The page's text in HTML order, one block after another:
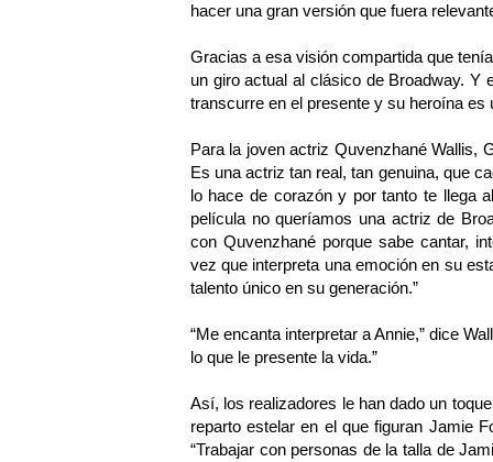
hacer una gran versión que fuera
Gracias a esa visión compartida que
un giro actual al clásico de Broadway. Y
transcurre en el presente y su heroína es
Para la joven actriz Quvenzhané Wallis,
Es una actriz tan real, tan genuina, que
lo hace de corazón y por tanto te llega
película no queríamos una actriz de
con Quvenzhané porque sabe cantar,
vez que interpreta una emoción en su
talento único en su generación.”
“Me encanta interpretar a Annie,” dice
lo que le presente la vida.”
Así, los realizadores le han dado un
reparto estelar en el que figuran Jamie
“Trabajar con personas de la talla de